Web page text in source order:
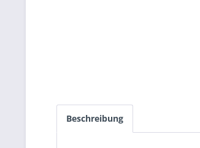
Beschreibung